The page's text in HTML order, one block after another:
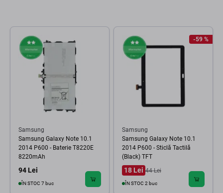
Samsung
Samsung Galaxy Note 10.1
2014 P600 - Baterie T8220E
8220mAh
94 Lei
ÎN STOC 7 buc
-59 %
Samsung
Samsung Galaxy Note 10.1
2014 P600 - Sticlă Tactilă
(Black) TFT
18 Lei 44 Lei
ÎN STOC 2 buc